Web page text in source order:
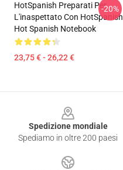
HotSpanish Preparati Per
L'inaspettato Con HotSpanish
Hot Spanish Notebook
23,75 € - 26,22 €
-20%
Spedizione mondiale
Spediamo in oltre 200 paesi